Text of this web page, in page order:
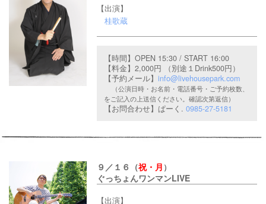
【出演】
桂歌蔵
【時間】OPEN 15:30 / START 16:00
【料金】2,000円 （別途１Drink500円）
【予約メール】info@livehousepark.com
（公演日時・お名前・電話番号・ご予約枚数、
をご記入の上送信ください。確認次第返信）
【お問合わせ】ぱーく.0985-27-5181
９／１６（祝・月 ）
ぐっちょんワンマンLIVE
【出演】